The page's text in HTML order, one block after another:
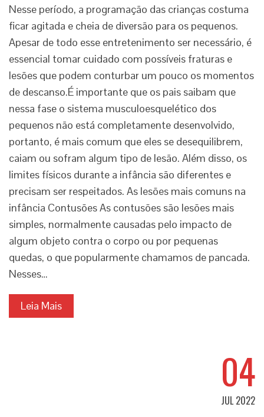
Nesse período, a programação das crianças costuma
ficar agitada e cheia de diversão para os pequenos.
Apesar de todo esse entretenimento ser necessário, é
essencial tomar cuidado com possíveis fraturas e
lesões que podem conturbar um pouco os momentos
de descanso.É importante que os pais saibam que
nessa fase o sistema musculoesquelético dos
pequenos não está completamente desenvolvido,
portanto, é mais comum que eles se desequilibrem,
caiam ou sofram algum tipo de lesão. Além disso, os
limites físicos durante a infância são diferentes e
precisam ser respeitados. As lesões mais comuns na
infância Contusões As contusões são lesões mais
simples, normalmente causadas pelo impacto de
algum objeto contra o corpo ou por pequenas
quedas, o que popularmente chamamos de pancada.
Nesses…
Leia Mais
04
JUL 2022